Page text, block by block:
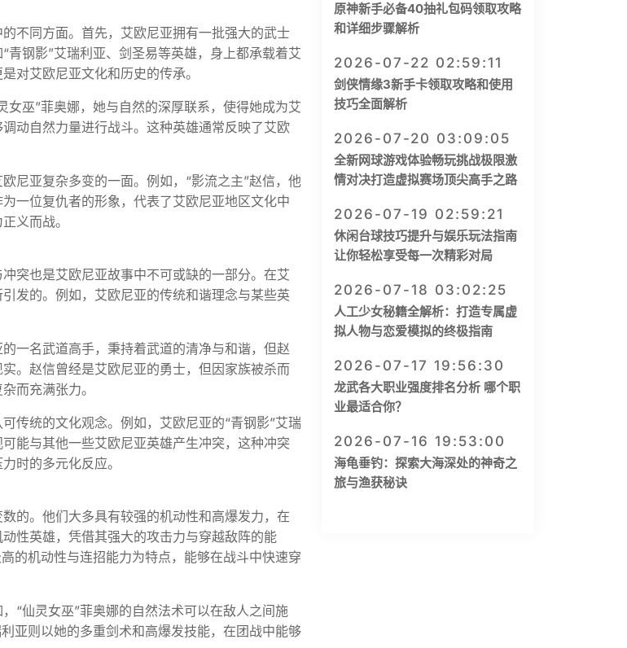
不同方面。首先，艾欧尼亚拥有一批强大的武士
钢影”艾瑞利亚、剑圣易等英雄，身上都承载着艾
对艾欧尼亚文化和历史的传承。
巫”菲奥娜，她与自然的深厚联系，使得她成为艾
动自然力量进行战斗。这种英雄通常反映了艾欧
尼亚复杂多变的一面。例如，“影流之主”赵信，他
一位复仇者的形象，代表了艾欧尼亚地区文化中
义而战。
突也是艾欧尼亚故事中不可或缺的一部分。在艾
发的。例如，艾欧尼亚的传统和谐理念与某些英
一名武道高手，秉持着武道的清净与和谐，但赵
。赵信曾经是艾欧尼亚的勇士，但因家族被杀而
而充满张力。
传统的文化观念。例如，艾欧尼亚的“青钢影”艾瑞
能与其他一些艾欧尼亚英雄产生冲突，这种冲突
时的多元化反应。
的。他们大多具有较强的机动性和高爆发力，在
性英雄，凭借其强大的攻击力与穿越敌阵的能
的机动性与连招能力为特点，能够在战斗中快速穿
“仙灵女巫”菲奥娜的自然法术可以在敌人之间施
亚则以她的多重剑术和高爆发技能，在团战中能够
原神新手必备40抽礼包码领取攻略
和详细步骤解析
2026-07-22 02:59:11
剑侠情缘3新手卡领取攻略和使用
技巧全面解析
2026-07-20 03:09:05
全新网球游戏体验畅玩挑战极限激
情对决打造虚拟赛场顶尖高手之路
2026-07-19 02:59:21
休闲台球技巧提升与娱乐玩法指南
让你轻松享受每一次精彩对局
2026-07-18 03:02:25
人工少女秘籍全解析：打造专属虚
拟人物与恋爱模拟的终极指南
2026-07-17 19:56:30
龙武各大职业强度排名分析 哪个职
业最适合你？
2026-07-16 19:53:00
海龟垂钓：探索大海深处的神奇之
旅与渔获秘诀